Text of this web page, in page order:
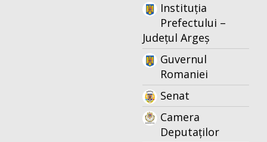
Instituția
Prefectului –
Județul Argeș
Guvernul
Romaniei
Senat
Camera
Deputaților